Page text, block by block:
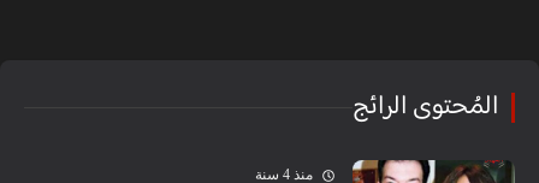
المُحتوى الرائج
منذ 4 سنة